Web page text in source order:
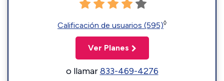
Calificación de usuarios (595)◊
Ver Planes
o llamar833-469-4276